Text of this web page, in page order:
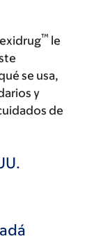
™ le
se usa,
y
de